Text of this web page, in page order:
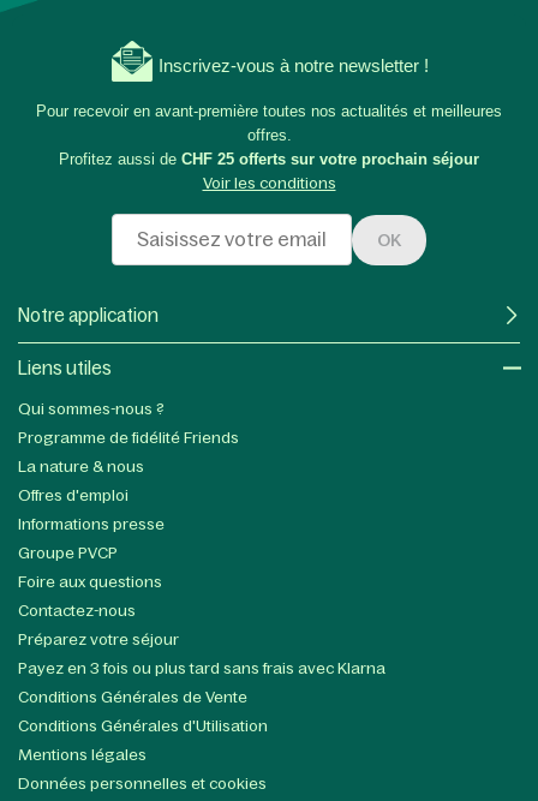
Inscrivez-vous à notre newsletter !
Pour recevoir en avant-première toutes nos actualités et meilleures
offres.
Profitez aussi de CHF 25 offerts sur votre prochain séjour
Voir les conditions
OK
Notre application
Liens utiles​
Qui sommes-nous ?
Programme de fidélité Friends
La nature & nous
Offres d'emploi
Informations presse
Groupe PVCP
Foire aux questions
Contactez-nous
Préparez votre séjour
Payez en 3 fois ou plus tard sans frais avec Klarna
Conditions Générales de Vente
Conditions Générales d'Utilisation
Mentions légales
Données personnelles et cookies